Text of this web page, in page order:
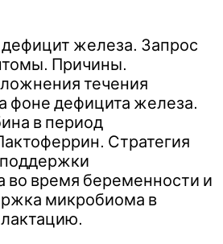
железа. Запрос
Причины.
течения
фоне дефицита железа.
в период
Стратегия
во время беременности и
микробиома в